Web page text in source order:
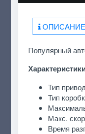
ОПИСАНИЕ
Популярный
Тип
Тип
Макс.
Время